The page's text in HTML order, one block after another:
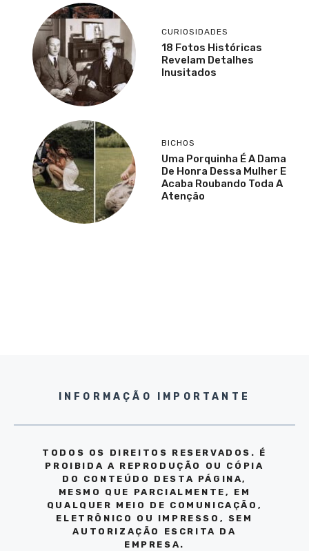
CURIOSIDADES
18 Fotos Históricas
Revelam Detalhes
Inusitados
BICHOS
Uma Porquinha É A Dama
De Honra Dessa Mulher E
Acaba Roubando Toda A
Atenção
INFORMAÇÃO IMPORTANTE
TODOS OS DIREITOS RESERVADOS. É
PROIBIDA A REPRODUÇÃO OU CÓPIA
DO CONTEÚDO DESTA PÁGINA,
MESMO QUE PARCIALMENTE, EM
QUALQUER MEIO DE COMUNICAÇÃO,
ELETRÔNICO OU IMPRESSO, SEM
AUTORIZAÇÃO ESCRITA DA
EMPRESA.